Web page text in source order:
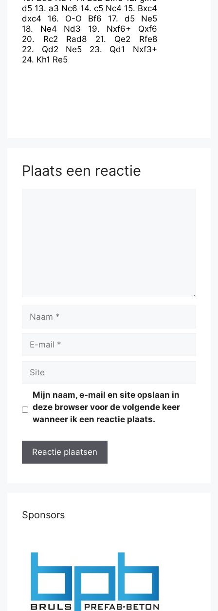
d5 13. a3 Nc6 14. c5 Nc4 15. Bxc4
dxc4
16. O-O Bf6 17. d5
Ne5
18. Ne4 Nd3 19. Nxf6+
Qxf6
20. Rc2 Rad8 21. Qe2
Rfe8
22. Qd2 Ne5 23. Qd1
Nxf3+
24. Kh1 Re5
Plaats een reactie
Naam
Site
Mijn naam, e-mail en site opslaan in
deze browser voor de volgende keer
wanneer ik een reactie plaats.
Sponsors